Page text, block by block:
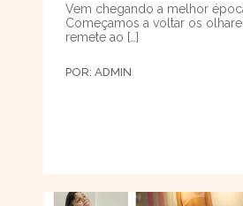
Vem chegando a melhor
Começamos a voltar os
remete ao […]
POR: ADMIN